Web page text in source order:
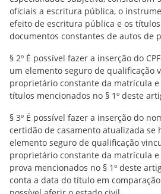
oficiais a escritura pública, o
efeito de escritura pública e os
documentos constantes de autos de
§ 2º É possível fazer a inserção do
um elemento seguro de qualificação
proprietário constante da matrícula
títulos mencionados no § 1º deste
§ 3º É possível fazer a inserção do
certidão de casamento atualizada se
elemento seguro de qualificação
proprietário constante da matrícula e
prova mencionados no § 1º deste
conta a data do título em